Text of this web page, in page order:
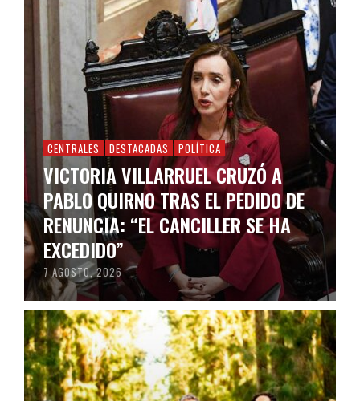
CENTRALES DESTACADAS POLÍTICA
VICTORIA VILLARRUEL CRUZÓ A
PABLO QUIRNO TRAS EL PEDIDO DE
RENUNCIA: “EL CANCILLER SE HA
EXCEDIDO”
7 AGOSTO, 2026